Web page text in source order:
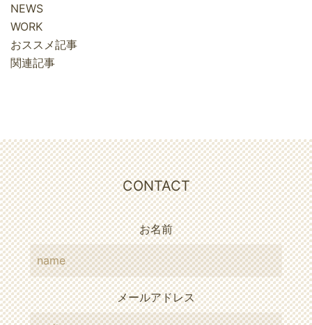
NEWS
WORK
おススメ記事
関連記事
CONTACT
お名前
メールアドレス